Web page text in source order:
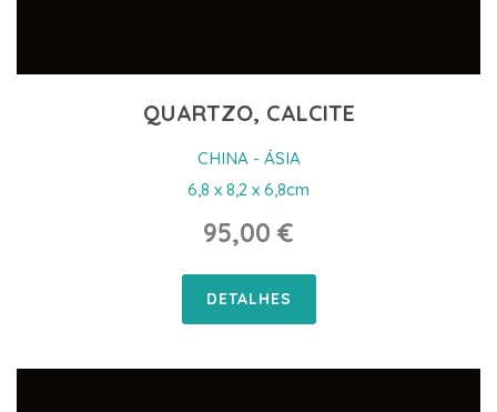
QUARTZO, CALCITE
CHINA - ÁSIA
6,8 x 8,2 x 6,8cm
95,00 €
DETALHES